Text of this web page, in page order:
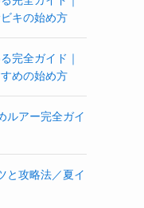
キの始め方
完全ガイド｜
めの始め方
ルアー完全ガイ
と攻略法／夏イ